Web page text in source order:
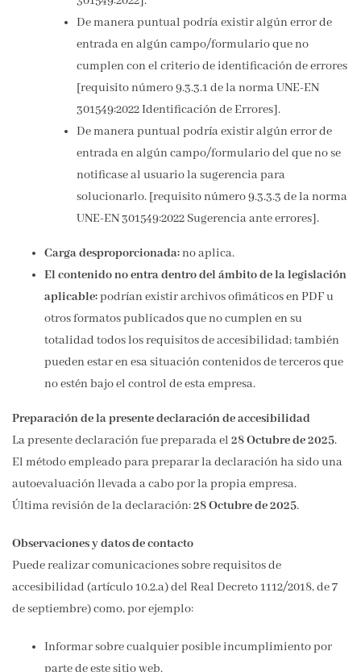
De manera puntual podría existir algún error de
entrada en algún campo/formulario que no
cumplen con el criterio de identificación de errores
[requisito número 9.3.3.1 de la norma UNE-EN
301549:2022 Identificación de Errores].
De manera puntual podría existir algún error de
entrada en algún campo/formulario del que no se
notificase al usuario la sugerencia para
solucionarlo. [requisito número 9.3.3.3 de la norma
UNE-EN 301549:2022 Sugerencia ante errores].
Carga desproporcionada:no aplica.
El contenido no entra dentro del ámbito de la legislación
aplicable:podrían existir archivos ofimáticos en PDF u
otros formatos publicados que no cumplen en su
totalidad todos los requisitos de accesibilidad; también
pueden estar en esa situación contenidos de terceros que
no estén bajo el control de esta empresa.
Preparación de la presente declaración de accesibilidad
La presente declaración fue preparada el 28 Octubre de 2025.
El método empleado para preparar la declaración ha sido una
autoevaluación llevada a cabo por la propia empresa.
Última revisión de la declaración:28 Octubre de 2025.
Observaciones y datos de contacto
Puede realizar comunicaciones sobre requisitos de
accesibilidad (artículo 10.2.a) del Real Decreto 1112/2018, de 7
de septiembre) como, por ejemplo:
Informar sobre cualquier posible incumplimiento por
parte de este sitio web.